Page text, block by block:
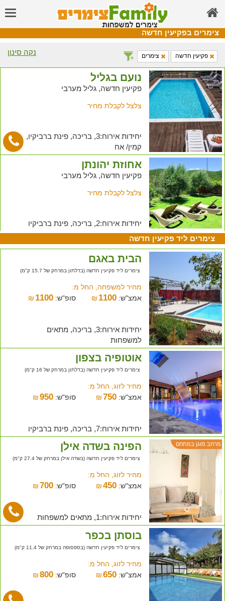
צימרים בפקיעין חדשה
נקה סינון פקיעין חדשה צימרים
נועם בגליל
פקיעין חדשה, גליל מערבי
צלצל לקבלת מחיר
יחידות אירוח:3, בריכה, פינת ברביקיו,
קמין/ אח
אחוזת יהונתן
פקיעין חדשה, גליל מערבי
צלצל לקבלת מחיר
יחידות אירוח:2, בריכה, פינת ברביקיו
צימרים ליד פקיעין חדשה
הבית באגם
צימרים ליד פקיעין חדשה (בדלתון במרחק של 15.7 ק"מ)
מחיר למשפחה, החל מ:
אמצ"ש:
₪ 1100 סופ"ש: ₪ 1100
יחידות אירוח:3, בריכה, מתאים
למשפחות
אוטופיה בצפון
צימרים ליד פקיעין חדשה (בדלתון במרחק של 16 ק"מ)
מחיר לזוג, החל מ:
אמצ"ש:
₪750 סופ"ש: ₪ 950
יחידות אירוח:7, בריכה, פינת ברביקיו
מרחב מוגן במתחם הפינה בשדה אילן
צימרים ליד פקיעין חדשה (בשדה אילן במרחק של 27.4 ק"מ)
מחיר לזוג, החל מ:
אמצ"ש:
₪450 סופ"ש: ₪ 700
יחידות אירוח:1, מתאים למשפחות
בוסתן בכפר
צימרים ליד פקיעין חדשה (בספסופה במרחק של 11.4 ק"מ)
מחיר לזוג, החל מ:
אמצ"ש:
₪650 סופ"ש: ₪ 800